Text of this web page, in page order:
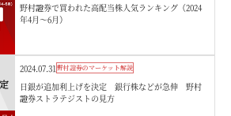
野村證券で買われた高配当株人気ランキング（2024
年4月～6月）
2024.07.31 野村證券のマーケット解説
日銀が追加利上げを決定 銀行株などが急伸 野村
證券ストラテジストの見方